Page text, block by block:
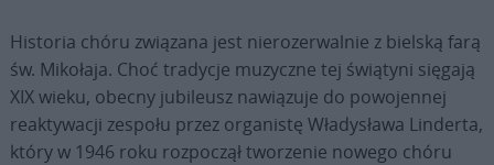
Historia chóru związana jest nierozerwalnie z bielską farą
św. Mikołaja. Choć tradycje muzyczne tej świątyni sięgają
XIX wieku, obecny jubileusz nawiązuje do powojennej
reaktywacji zespołu przez organistę Władysława Linderta,
który w 1946 roku rozpoczął tworzenie nowego chóru